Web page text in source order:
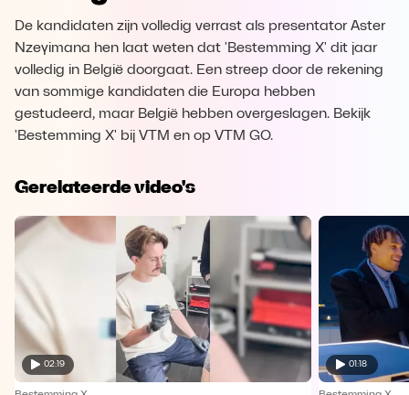
De kandidaten zijn volledig verrast als presentator Aster
Nzeyimana hen laat weten dat 'Bestemming X' dit jaar
volledig in België doorgaat. Een streep door de rekening
van sommige kandidaten die Europa hebben
gestudeerd, maar België hebben overgeslagen. Bekijk
'Bestemming X' bij VTM en op VTM GO.
Gerelateerde video's
02:19 01:18